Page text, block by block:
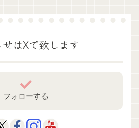
はXで致します
フォローする